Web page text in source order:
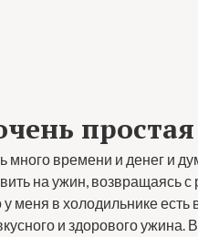
простая
много времени и денег и
на ужин, возвращаясь
у меня в холодильнике
и здорового ужина.